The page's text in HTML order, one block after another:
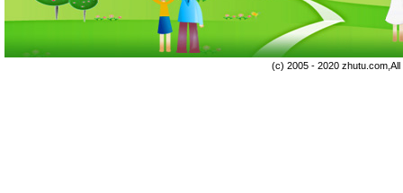
(c) 2005 - 2020